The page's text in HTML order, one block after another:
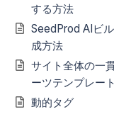
する方法
SeedProd AIビ
成方法
サイト全体の一
ーツテンプレー
動的タグ